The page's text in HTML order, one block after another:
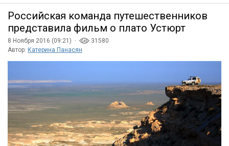
Российская команда путешественников
представила фильм о плато Устюрт
8 Ноября 2016 (09:21) ·
31580
Автор: Катерина Панасян